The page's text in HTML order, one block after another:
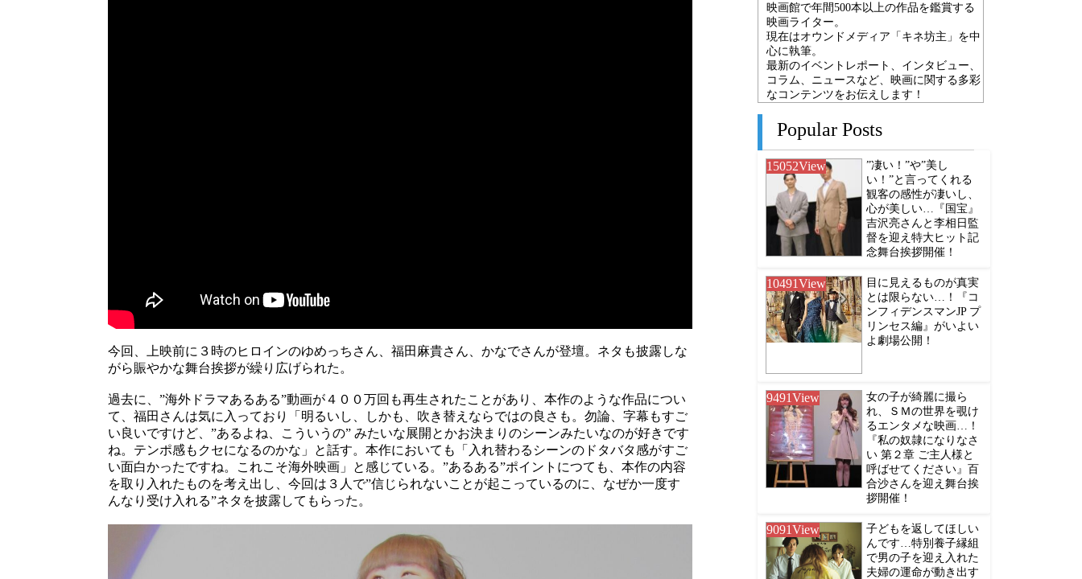
今回、上映前に３時のヒロインのゆめっちさん、福田麻貴さん、かなでさんが登壇。ネタも披露しな
がら賑やかな舞台挨拶が繰り広げられた。
過去に、”海外ドラマあるある”動画が４００万回も再生されたことがあり、本作のような作品につい
て、福田さんは気に入っており「明るいし、しかも、吹き替えならではの良さも。勿論、字幕もすご
い良いですけど、”あるよね、こういうの” みたいな展開とかお決まりのシーンみたいなのが好きです
ね。テンポ感もクセになるのかな」と話す。本作においても「 入れ替わる シーンの ド タバタ感がすご
い面白かったですね。 これこ そ海外映画」と感じている。”あるある”ポイントにつても、本作の内容
を取り入れたものを考え出し、今回は３人で”信じられないことが起こっているのに、なぜか一度す
んなり受け入れる”ネタを披露してもらった。
映画館で年間500本以上の作品を鑑賞する
映画ライター。
現在はオウンドメディア「キネ坊主」を中
心に執筆。
最新のイベントレポート、インタビュー、
コラム、ニュースなど、映画に関する多彩
なコンテンツをお伝えします！
Popular Posts
15052View
”凄い！”や”美し
い！”と言ってくれる
観客の感性が凄いし、
心が美しい…『国宝』
吉沢亮さんと李相日監
督を迎え特大ヒット記
念舞台挨拶開催！
10491View
目に見えるものが真実
とは限らない…！『コ
ンフィデンスマンJP プ
リンセス編』がいよい
よ劇場公開！
9491View
女の子が綺麗に撮ら
れ、ＳＭの世界を覗け
るエンタメな映画…！
『私の奴隷になりなさ
い 第２章 ご主人様と
呼ばせてください』百
合沙さんを迎え舞台挨
拶開催！
9091View
子どもを返してほしい
んです…特別養子縁組
で男の子を迎え入れた
夫婦の運命が動き出す